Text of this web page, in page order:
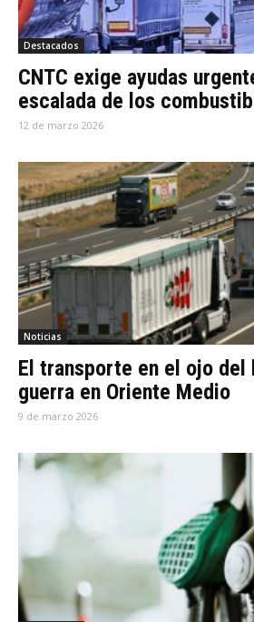
Destacados
CNTC exige ayudas
escalada de los
12 de marzo 2026
Noticias
El transporte en el ojo del
guerra en Oriente Medio
9 de marzo 2026